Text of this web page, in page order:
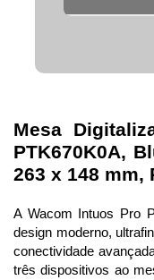
Mesa
PTK670K0A,
263 x 148 mm,
A Wacom Intuos Pro
design moderno,
conectividade
três dispositivos ao